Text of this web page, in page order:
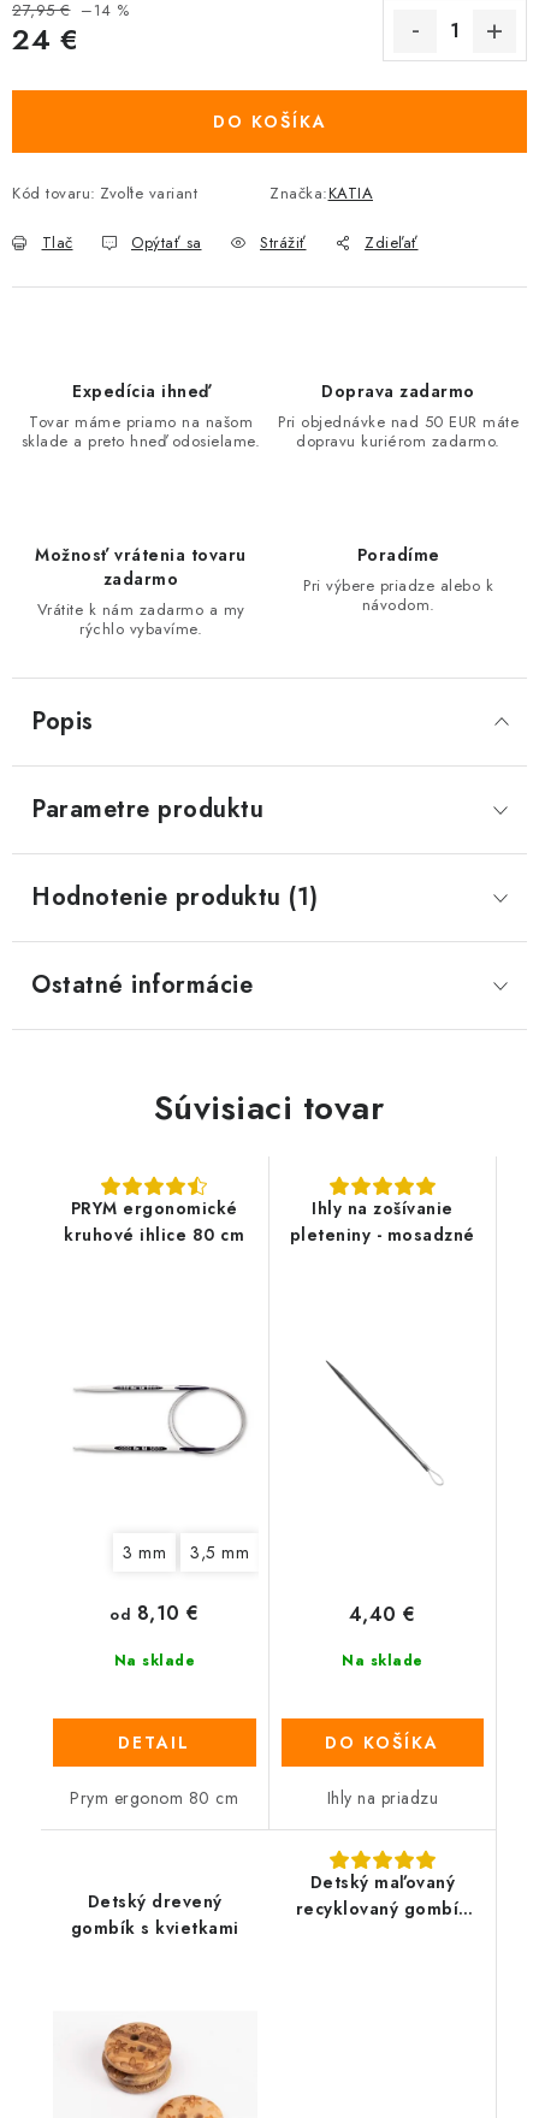
27,95 € –14 %
24 €
DO KOŠÍKA
Kód tovaru: Zvoľte variant Značka:KATIA
Tlač Opýtať sa Strážiť Zdieľať
Expedícia ihneď
Tovar máme priamo na našom
sklade a preto hneď odosielame.
Doprava zadarmo
Pri objednávke nad 50 EUR máte
dopravu kuriérom zadarmo.
Možnosť vrátenia tovaru
zadarmo
Vrátite k nám zadarmo a my
rýchlo vybavíme.
Poradíme
Pri výbere priadze alebo k
návodom.
Popis
Parametre produktu
Hodnotenie produktu (1)
Ostatné informácie
Súvisiaci tovar
PRYM ergonomické
kruhové ihlice 80 cm
3 mm 3,5 mm
Na sklade
od 8,10 €
DETAIL
Prym ergonom 80 cm
Ihly na zošívanie
pleteniny - mosadzné
Na sklade
4,40 €
DO KOŠÍKA
Ihly na priadzu
Detský drevený
gombík s kvietkami
Detský maľovaný
recyklovaný gombík